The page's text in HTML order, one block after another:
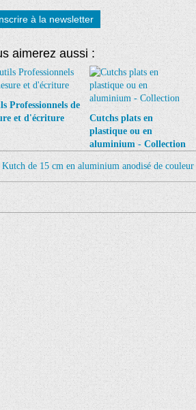
à la newsletter
aimerez aussi :
Professionnels de
et d'écriture
Cutchs plats en
plastique ou en
aluminium - Collection